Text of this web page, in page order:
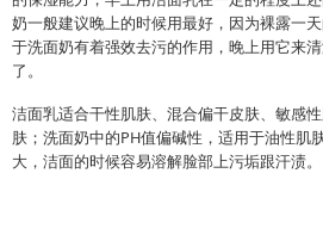
奶一般建议晚上的时候用最好，因为裸露一
于洗面奶有着强效去污的作用，晚上用它来
了。
洁面乳适合干性肌肤、混合偏干皮肤、敏感
肤；洗面奶中的PH值偏碱性，适用于油性肌
大，洁面的时候容易溶解脸部上污垢跟汗渍。